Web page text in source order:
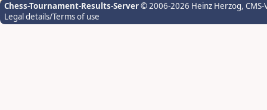
Chess-Tournament-Results-Server© 2006-2026 Heinz Herzog,
Legal details/Terms of use